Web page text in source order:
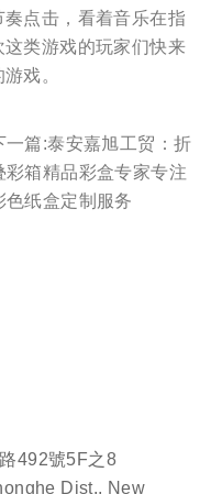
点击，看着音乐在指
类游戏的玩家们快来
戏。
一篇:泰安嘉旭工贸：折
彩箱精品彩盒专家专注
色纸盒定制服务
492號5F之8
Dist., New